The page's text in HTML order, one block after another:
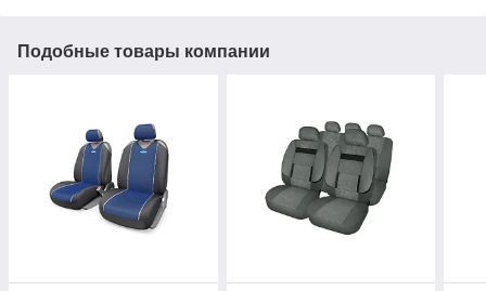
Подобные товары компании